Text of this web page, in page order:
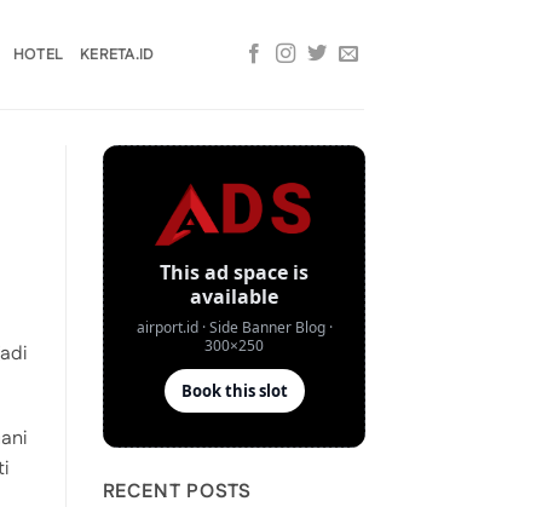
HOTEL KERETA.ID
RECENT POSTS